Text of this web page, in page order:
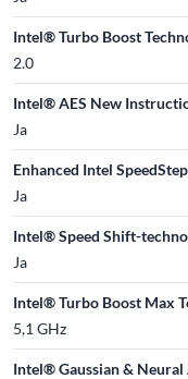
Intel® Turbo Boost
2.0
Intel® AES New
Ja
Enhanced Intel
Ja
Intel® Speed Shift-
Ja
Intel® Turbo Boost Max
5,1 GHz
Intel® Gaussian &